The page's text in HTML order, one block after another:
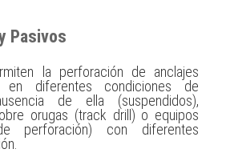
Pasivos
la perforación de anclajes
diferentes condiciones de
de ella (suspendidos),
orugas (track drill) o equipos
perforación) con diferentes